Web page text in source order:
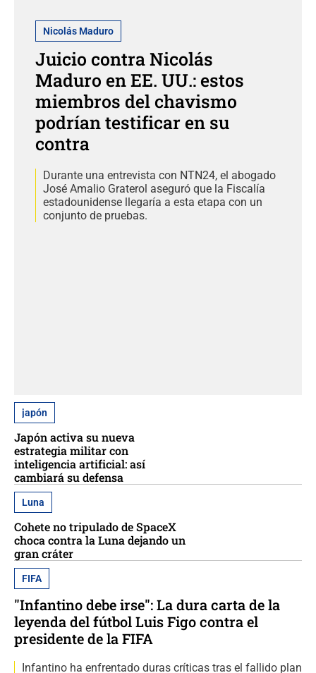
Nicolás Maduro
Juicio contra Nicolás
Maduro en EE. UU.: estos
miembros del chavismo
podrían testificar en su
contra
Durante una entrevista con NTN24, el abogado
José Amalio Graterol aseguró que la Fiscalía
estadounidense llegaría a esta etapa con un
conjunto de pruebas.
japón
Japón activa su nueva
estrategia militar con
inteligencia artificial: así
cambiará su defensa
Luna
Cohete no tripulado de SpaceX
choca contra la Luna dejando un
gran cráter
FIFA
"Infantino debe irse": La dura carta de la
leyenda del fútbol Luis Figo contra el
presidente de la FIFA
Infantino ha enfrentado duras críticas tras el fallido plan